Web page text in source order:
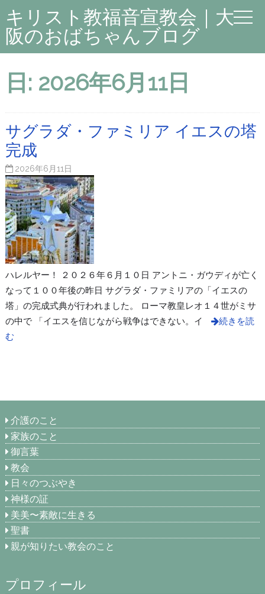
キリスト教福音宣教会｜大
阪のおばちゃんブログ
日: 2026年6月11日
サグラダ・ファミリア イエスの塔
完成
2026年6月11日
ハレルヤー！ ２０２６年６月１０日 アントニ・ガウディが亡く
なって１００年後の昨日 サグラダ・ファミリアの「イエスの
塔」の完成式典が行われました。 ローマ教皇レオ１４世がミサ
の中で 「イエスを信じながら戦争はできない。イ
続きを読
む
介護のこと
家族のこと
御言葉
教会
日々のつぶやき
神様の証
美美〜素敵に生きる
聖書
親が知りたい教会のこと
プロフィール